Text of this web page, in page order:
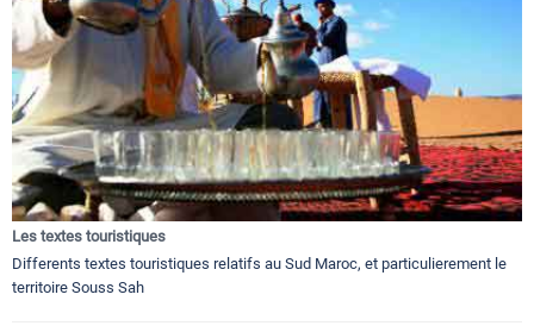
Les textes touristiques
Differents textes touristiques relatifs au Sud Maroc, et particulierement le
territoire Souss Sah